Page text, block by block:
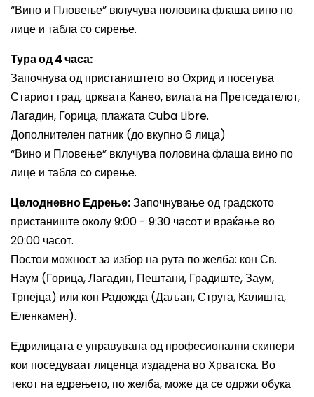
“Вино и Пловење” вклучува половина флаша вино по
лице и табла со сирење.
Тура од 4 часа:
Започнува од пристаништето во Охрид и посетува
Стариот град, црквата Канео, вилата на Претседателот,
Лагадин, Горица, плажата Cuba Libre.
Дополнителен патник (до вкупно 6 лица)
“Вино и Пловење” вклучува половина флаша вино по
лице и табла со сирење.
Целодневно Едрење:Започнување од градското
пристаниште околу 9:00 - 9:30 часот и враќање во
20:00 часот.
Постои можност за избор на рута по желба: кон Св.
Наум (Горица, Лагадин, Пештани, Градиште, Заум,
Трпејца) или кон Радожда (Даљан, Струга, Калишта,
Еленкамен).
Едрилицата е управувана од професионални скипери
кои поседуваат лиценца издадена во Хрватска. Во
текот на едрењето, по желба, може да се одржи обука